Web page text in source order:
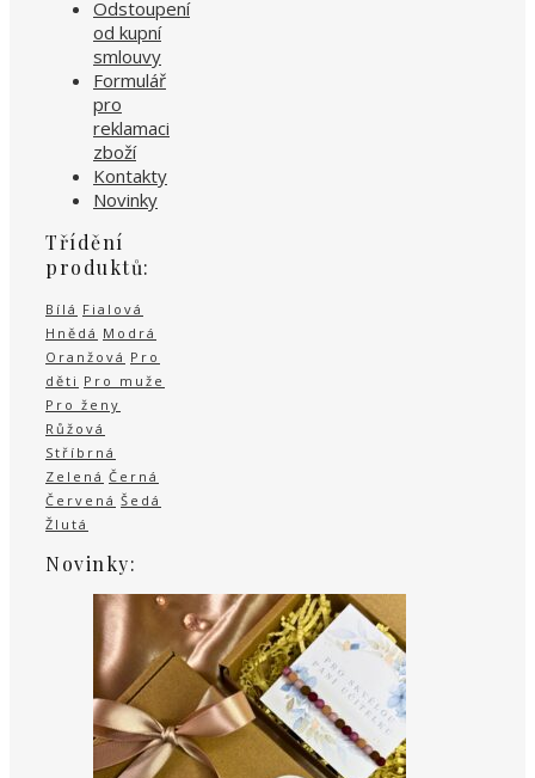
Odstoupení
od kupní
smlouvy
Formulář
pro
reklamaci
zboží
Kontakty
Novinky
Třídění
produktů:
Bílá Fialová
Hnědá Modrá
Oranžová Pro
děti Pro muže
Pro ženy
Růžová
Stříbrná
Zelená Černá
Červená Šedá
Žlutá
Novinky: